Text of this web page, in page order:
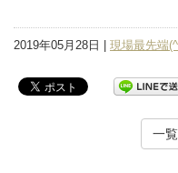
2019年05月28日 | 現場最先端
一